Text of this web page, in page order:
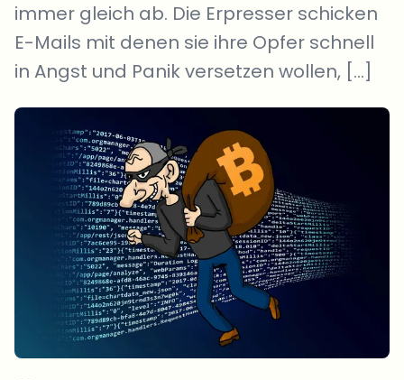
immer gleich ab. Die Erpresser schicken
E-Mails mit denen sie ihre Opfer schnell
in Angst und Panik versetzen wollen, […]